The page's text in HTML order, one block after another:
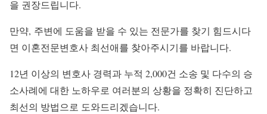
을 권장드립니다.
만약, 주변에 도움을 받을 수 있는 전문가를 찾기 힘드시다
면 이혼전문변호사 최선애를 찾아주시기를 바랍니다.
12년 이상의 변호사 경력과 누적 2,000건 소송 및 다수의 승
소사례에 대한 노하우로 여러분의 상황을 정확히 진단하고
최선의 방법으로 도와드리겠습니다.